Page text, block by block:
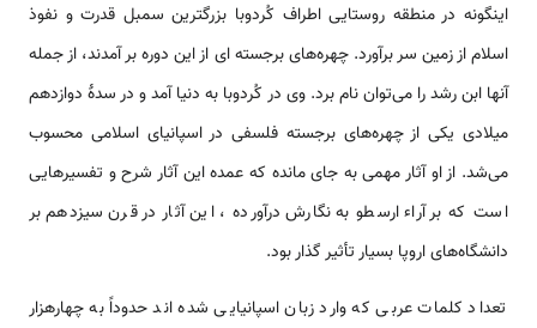
اینگونه در منطقه روستایی اطراف کُردوبا بزرگترین سمبل قدرت و نفوذ
اسلام از زمین سر برآورد. چهره‌های برجسته ای از این دوره بر آمدند، از جمله
آنها ابن رشد را می‌توان نام برد. وی در کُردوبا به دنیا آمد و در سدۀ دوازدهم
میلادی یکی از چهره‌های برجسته فلسفی در اسپانیای اسلامی‌ محسوب
می‌شد. از او آثار مهمی به جای مانده که عمده این آثار شرح و تفسیرهایی
است که بر آراء ارسطو به نگارش درآورده ، این آثار در قرن سیزدهم بر
دانشگاه‌های اروپا بسیار تأثیر گذار بود.
تعداد کلمات عربی که وارد زبان اسپانیایی شده اند حدوداً به چهارهزار